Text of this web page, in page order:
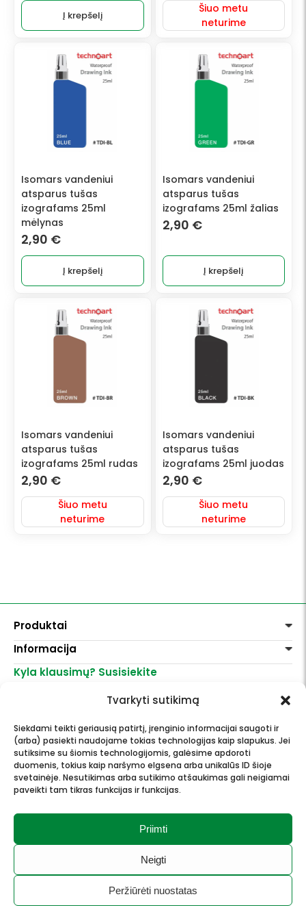
Tvarkyti sutikimą
Siekdami teikti geriausią patirtį, įrenginio informacijai saugoti ir
(arba) pasiekti naudojame tokias technologijas kaip slapukus. Jei
sutiksime su šiomis technologijomis, galėsime apdoroti
duomenis, tokius kaip naršymo elgsena arba unikalūs ID šioje
svetainėje. Nesutikimas arba sutikimo atšaukimas gali neigiamai
paveikti tam tikras funkcijas ir funkcijas.
Priimti
Neigti
Peržiūrėti nuostatas
Į krepšelį
Šiuo metu
neturime
Isomars vandeniui
atsparus tušas
izografams 25ml
mėlynas
2,90 €
Į krepšelį
Isomars vandeniui
atsparus tušas
izografams 25ml žalias
2,90 €
Į krepšelį
Isomars vandeniui
atsparus tušas
izografams 25ml rudas
2,90 €
Šiuo metu
neturime
Isomars vandeniui
atsparus tušas
izografams 25ml juodas
2,90 €
Šiuo metu
neturime
Produktai
Dažai
Dekoravimui
Lakai, skiedikliai
Akvarelinis popierius
Molbertai
Keramikams ir skulptoriams
FIMO modelinas
Drobės, porėmiai
Mokyklinės ir biuro prekės
Rėmai ir rėminimas
Informacija
Pirkimo taisyklės
Parduotuvės
Kyla klausimų? Susisiekite
info@menomuza.lt
Dailės, dailininkų reikmenys -
didmeninė ir mažmeninė prekyba.
Esame Stipriausi Lietuvoje 2023
metais.
Visos teisės saugomos.
Slapukai